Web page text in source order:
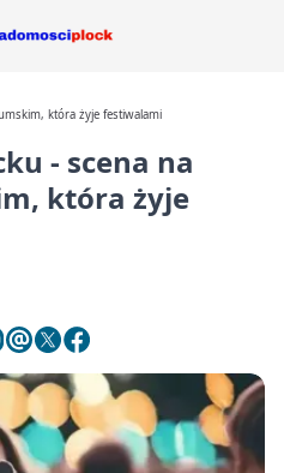
która żyje festiwalami
- scena na
która żyje